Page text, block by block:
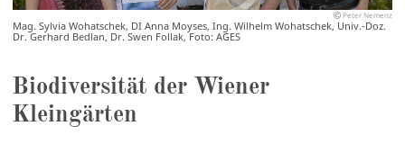
Peter Nemenz
Mag. Sylvia Wohatschek, DI Anna Moyses, Ing. Wilhelm Wohatschek, Univ.-Doz.
Dr. Gerhard Bedlan, Dr. Swen Follak, Foto: AGES
Biodiversität der Wiener
Kleingärten